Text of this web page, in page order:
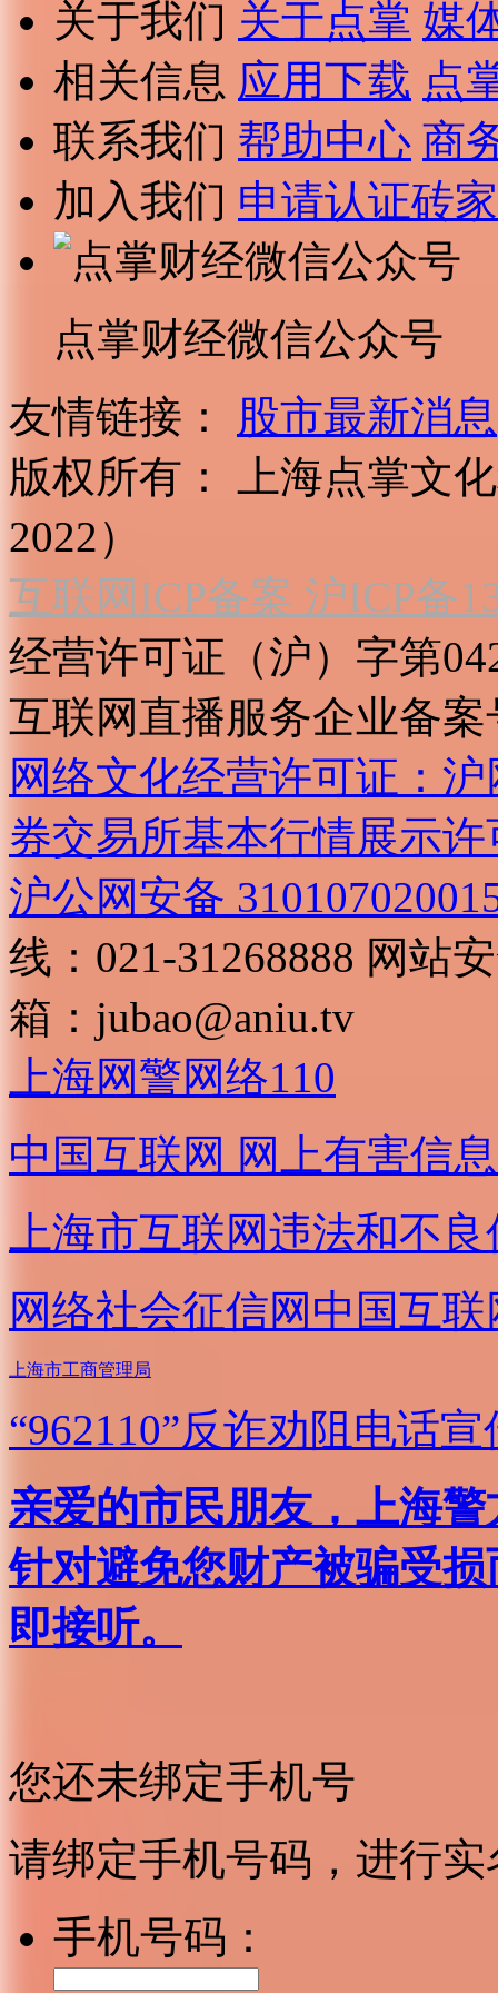
关于我们 关于点掌 媒
相关信息 应用下载 点
联系我们 帮助中心 商
加入我们 申请认证砖家
点掌财经微信公众号
友情链接：
股市最新消息
版权所有：
上海点掌文
2022）
互联网ICP备案 沪ICP备
经营许可证（沪）字第
互联网直播服务企业备案
网络文化经营许可证：
券交易所基本行情展示许
沪公网安备
线：021-31268888 网站
箱： jubao@aniu.tv
上海网警网络110
中国互联网 网上有害信
上海市互联网违法和不
网络社会征信网 中国互
上海市工商管理局
“962110”反诈劝阻电话宣
亲爱的市民朋友，上海
针对避免您财产被骗受
即接听。
您还未绑定手机号
请绑定手机号码，进行
手机号码：